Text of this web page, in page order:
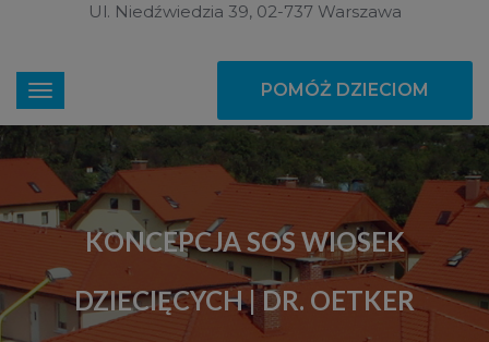
Ul. Niedźwiedzia 39, 02-737 Warszawa
POMÓŻ DZIECIOM
KONCEPCJA SOS WIOSEK
DZIECIĘCYCH | DR. OETKER